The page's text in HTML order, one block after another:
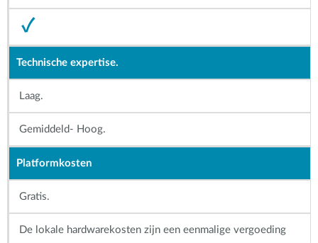
✓
Technische expertise.
Laag.
Gemiddeld- Hoog.
Platformkosten
Gratis.
De lokale hardwarekosten zijn een eenmalige vergoeding